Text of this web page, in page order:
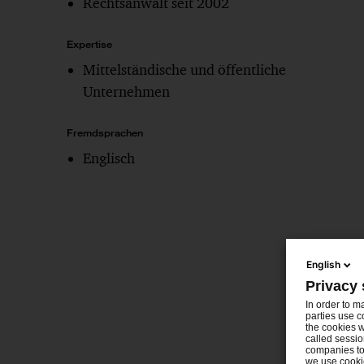
Expertise
Mittelständische und öffentliche
Unternehmen
Fremdsprachen
Englisch
English
Privacy
In order to
parties use
the cookies
called
companies
we use